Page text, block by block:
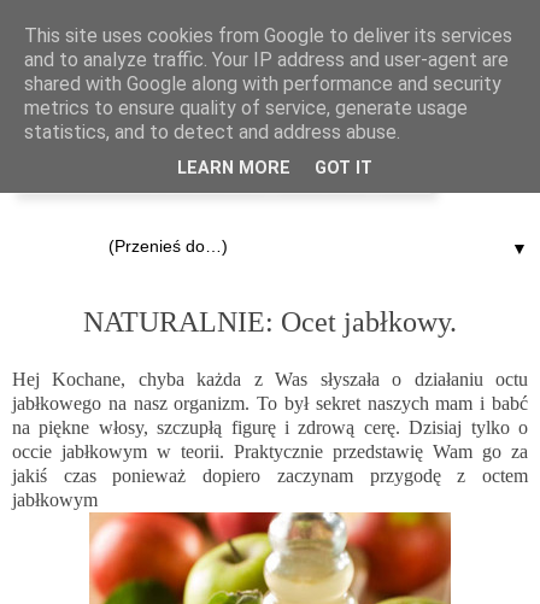
▼
NATURALNIE: Ocet jabłkowy.
Hej Kochane, chyba każda z Was słyszała o działaniu octu
jabłkowego na nasz organizm. To był sekret naszych mam i babć
na piękne włosy, szczupłą figurę i zdrową cerę. Dzisiaj tylko o
occie jabłkowym w teorii. Praktycznie przedstawię Wam go za
jakiś czas ponieważ dopiero zaczynam przygodę z octem
jabłkowym
This site uses cookies from Google to deliver its services
and to analyze traffic. Your IP address and user-agent are
shared with Google along with performance and security
metrics to ensure quality of service, generate usage
statistics, and to detect and address abuse.
LEARN MORE GOT IT